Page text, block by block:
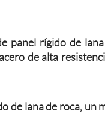
panel rígido de
de alta
de lana de roca,